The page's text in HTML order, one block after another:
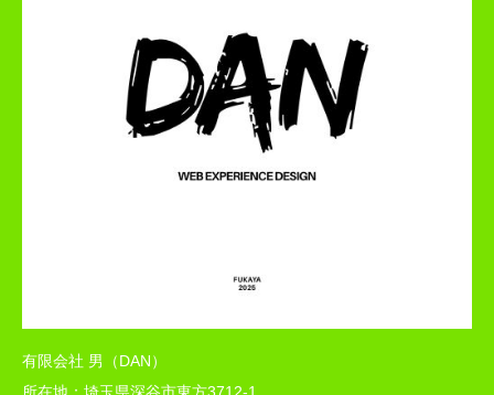
有限会社 男（DAN）
所在地：埼玉県深谷市東方3712-1